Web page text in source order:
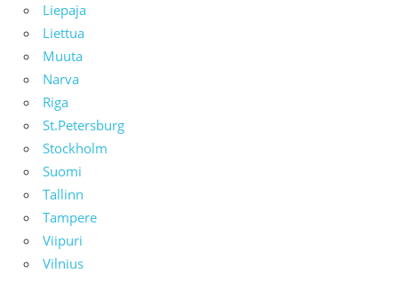
Liepaja
Liettua
Muuta
Narva
Riga
St.Petersburg
Stockholm
Suomi
Tallinn
Tampere
Viipuri
Vilnius